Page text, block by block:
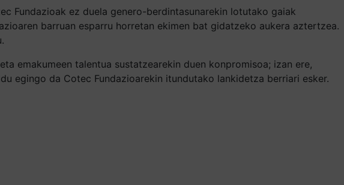
Fundazioak ez duela genero-berdintasunarekin lotutako gaiak
barruan esparru horretan ekimen bat gidatzeko aukera aztertzea.
emakumeen talentua sustatzearekin duen konpromisoa; izan ere,
egingo da Cotec Fundazioarekin itundutako lankidetza berriari esker.